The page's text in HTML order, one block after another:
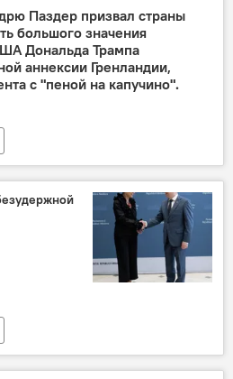
Паздер призвал страны
большого значения
Дональда Трампа
аннексии Гренландии,
с "пеной на капучино".